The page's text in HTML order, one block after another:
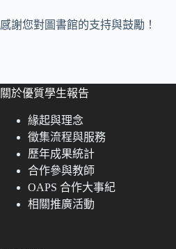
感謝您對圖書館的支持與鼓勵！
關於優質學生報告
緣起與理念
徵集流程與服務
歷年成果統計
合作參與教師
OAPS 合作大事紀
相關推廣活動